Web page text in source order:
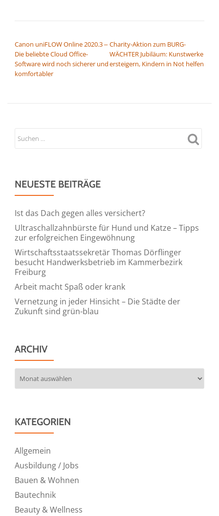
Canon uniFLOW Online 2020.3 ‒
Die beliebte Cloud Office-
Software wird noch sicherer und
komfortabler
Charity-Aktion zum BURG-
WÄCHTER Jubiläum: Kunstwerke
ersteigern, Kindern in Not helfen
NEUESTE BEITRÄGE
Ist das Dach gegen alles versichert?
Ultraschallzahnbürste für Hund und Katze – Tipps
zur erfolgreichen Eingewöhnung
Wirtschaftsstaatssekretär Thomas Dörflinger
besucht Handwerksbetrieb im Kammerbezirk
Freiburg
Arbeit macht Spaß oder krank
Vernetzung in jeder Hinsicht – Die Städte der
Zukunft sind grün-blau
ARCHIV
KATEGORIEN
Allgemein
Ausbildung / Jobs
Bauen & Wohnen
Bautechnik
Beauty & Wellness